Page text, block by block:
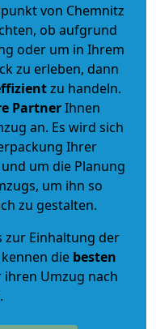
von Chemnitz
ob aufgrund
oder um in Ihrem
zu erleben, dann
zu handeln.
PartnerIhnen
an. Es wird sich
Ihrer
um die Planung
um ihn so
zu gestalten.
zur Einhaltung der
die besten
ihren Umzug nach